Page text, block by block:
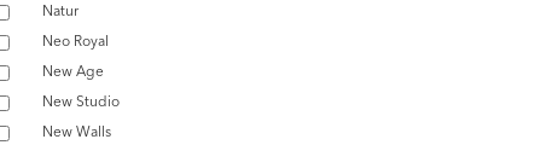
Natur
Neo Royal
New Age
New Studio
New Walls